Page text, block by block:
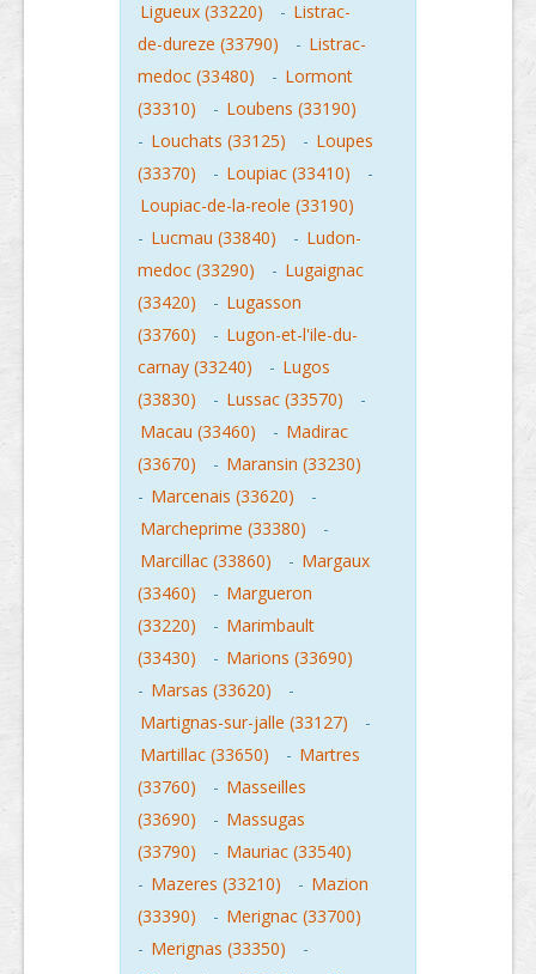
Ligueux (33220) - Listrac-
de-dureze (33790)
- Listrac-
medoc (33480)
- Lormont
(33310)
- Loubens (33190)
- Louchats (33125) - Loupes
(33370)
- Loupiac (33410)
-
Loupiac-de-la-reole (33190)
- Lucmau (33840) - Ludon-
medoc (33290)
- Lugaignac
(33420)
- Lugasson
(33760)
- Lugon-et-l'ile-du-
carnay (33240)
- Lugos
(33830)
- Lussac (33570)
-
Macau (33460)
- Madirac
(33670)
- Maransin (33230)
- Marcenais (33620)
-
Marcheprime (33380)
-
Marcillac (33860)
- Margaux
(33460)
- Margueron
(33220)
- Marimbault
(33430)
- Marions (33690)
- Marsas (33620)
-
Martignas-sur-jalle (33127)
-
Martillac (33650)
- Martres
(33760)
- Masseilles
(33690)
- Massugas
(33790)
- Mauriac (33540)
- Mazeres (33210) - Mazion
(33390)
- Merignac (33700)
- Merignas (33350)
-